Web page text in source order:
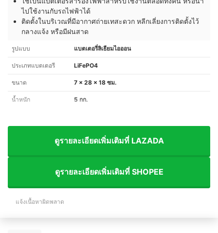
ไปใช้งานกับรถไฟฟ้าได้
ติดตั้งในบริเวณที่มีอากาศถ่ายเทสะดวก หลีกเลี่ยงการติดตั้งไว้
กลางแจ้ง หรือมีฝนสาด
รูปแบบ แบตเตอรี่ลิเธียมไอออน
ประเภทแบตเตอรี LiFePO4
ขนาด 7 x 28 x 18 ซม.
น้ำหนัก 5 กก.
ดูรายละเอียดเพิ่มเติมที่ LAZADA
ดูรายละเอียดเพิ่มเติมที่ SHOPEE
แจ้งเนื้อหาผิดพลาด